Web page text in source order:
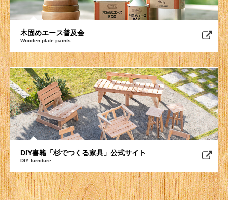
木固めエース普及会
Wooden plate paints
DIY書籍「杉でつくる家具」公式サイト
DIY furniture